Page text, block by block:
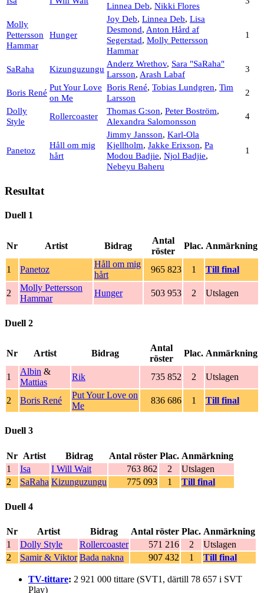
Linnea Deb, Nikki Flores
Molly
Pettersson
Hammar
Hunger
Joy Deb, Linnea Deb, Lisa
Desmond, Anton Hård af
Segerstad, Molly Pettersson
Hammar
1
SaRaha Kizunguzungu
Anderz Wrethov, Sara "SaRaha"
Larsson, Arash Labaf
3
Boris René
Put Your Love
on Me
Boris René, Tobias Lundgren, Tim
Larsson
2
Dolly
Style
Rollercoaster
Thomas G:son, Peter Boström,
Alexandra Salomonsson
4
Panetoz
Håll om mig
hårt
Jimmy Jansson, Karl-Ola
Kjellholm, Jakke Erixson, Pa
Modou Badjie, Njol Badjie,
Nebeyu Baheru
1
Resultat
Duell 1
Nr Artist Bidrag
Antal
röster
Plac. Anmärkning
1 Panetoz
Håll om mig
hårt
965 823 1 Till final
2
Molly Pettersson
Hammar
Hunger 503 953 2 Utslagen
Duell 2
Nr Artist Bidrag
Antal
röster
Plac. Anmärkning
1
Albin &
Mattias
Rik 735 852 2 Utslagen
2 Boris René
Put Your Love on
Me
836 686 1 Till final
Duell 3
Nr Artist Bidrag Antal röster Plac. Anmärkning
1
Isa I Will Wait 763 862 2
Utslagen
2
SaRaha Kizunguzungu 775 093 1 Till final
Duell 4
Nr Artist Bidrag Antal röster Plac. Anmärkning
1
Dolly Style Rollercoaster 571 216 2
Utslagen
2
Samir & Viktor Bada nakna 907 432 1 Till final
TV-tittare: 2 921 000 tittare (SVT1, därtill 78 657 i SVT
Play)